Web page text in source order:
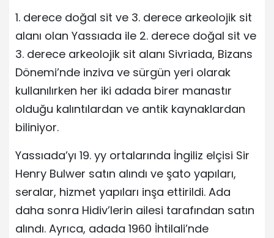
1. derece doğal sit ve 3. derece arkeolojik sit
alanı olan Yassıada ile 2. derece doğal sit ve
3. derece arkeolojik sit alanı Sivriada, Bizans
Dönemi’nde inziva ve sürgün yeri olarak
kullanılırken her iki adada birer manastır
olduğu kalıntılardan ve antik kaynaklardan
biliniyor.
Yassıada’yı 19. yy ortalarında İngiliz elçisi Sir
Henry Bulwer satın alındı ve şato yapıları,
seralar, hizmet yapıları inşa ettirildi. Ada
daha sonra Hidiv’lerin ailesi tarafından satın
alındı. Ayrıca, adada 1960 İhtilali’nde